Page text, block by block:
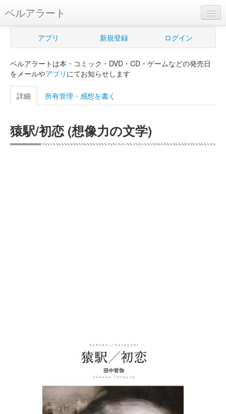
ベルアラート
ベルアラートとは
新規登録
ログイン
購入管理
アプリ 新規登録 ログイン
ベルアラートは本・コミック・DVD・CD・ゲームなどの発売日
をメールやアプリ にてお知らせします
詳細 所有管理・感想を書く
猿駅/初恋 (想像力の文学)